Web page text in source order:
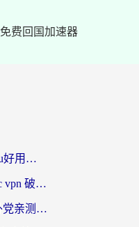
免费回国加速器
ChickCN和Unblock Youku好用吗？海外党亲测3款回国加速器，附iOS免费选择指南
海外党避坑指南：告别pc vpn 破解，选对回国加速器轻松访问国内资源
穿梭和海龟哪个好？海外党亲测回国加速器，附电脑免费VPN推荐